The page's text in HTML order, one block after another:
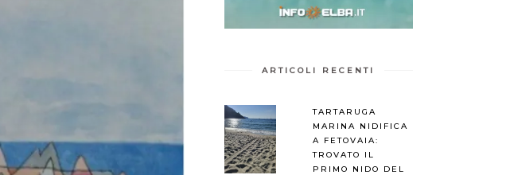
ARTICOLI RECENTI
TARTARUGA
MARINA NIDIFICA
A FETOVAIA:
TROVATO IL
PRIMO NIDO DEL